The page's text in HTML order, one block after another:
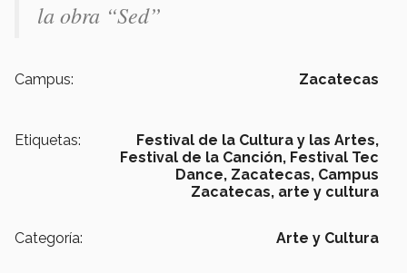
la obra “Sed”
Campus: Zacatecas
Etiquetas:
Festival de la Cultura y las Artes,
Festival de la Canción, Festival Tec
Dance, Zacatecas, Campus
Zacatecas, arte y cultura
Categoría: Arte y Cultura